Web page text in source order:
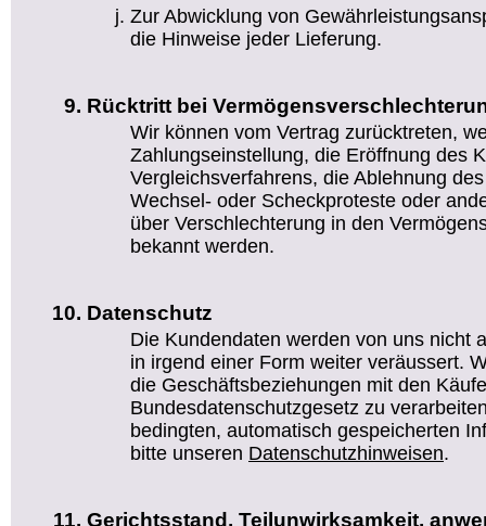
Zur Abwicklung von
die Hinweise jeder Lieferung.
Rücktritt bei
Wir können vom Vertrag zurücktreten,
Zahlungseinstellung, die Eröffnung des
Vergleichsverfahrens, die Ablehnung
Wechsel- oder Scheckproteste oder
über Verschlechterung in den
bekannt werden.
Datenschutz
Die Kundendaten werden von uns nicht
in irgend einer Form weiter veräussert.
die Geschäftsbeziehungen mit den
Bundesdatenschutzgesetz zu
bedingten, automatisch gespeicherten
bitte unseren Datenschutzhinweisen.
Gerichtsstand, Teilunwirksamkeit,